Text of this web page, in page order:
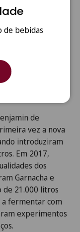
elegante que
do ano. É
É uma das
Foram
e alguns
de 2023.
de
vez a nova
introduziram
Em 2017,
dos
Garnacha e
de 21.000 litros
a fermentar com
experimentos
de bebidas